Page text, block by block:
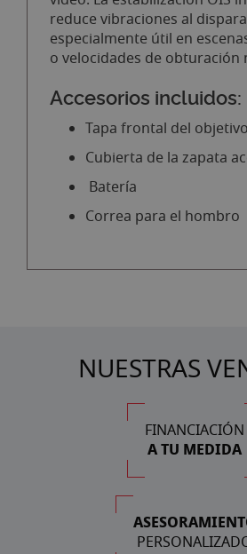
reduce vibraciones al
especialmente útil en
o velocidades de obturación
Accesorios incluidos:
Tapa frontal del objetivo
Cubierta de la zapata
Batería
Correa para el hombro
NUESTRAS
FINANCIACIÓN
A TU MEDIDA